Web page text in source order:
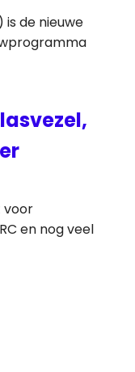
is de nieuwe
voor
en nog veel